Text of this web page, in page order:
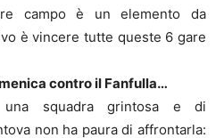
campo è un elemento da
è vincere tutte queste 6 gare
contro il Fanfulla…
una squadra grintosa e di
non ha paura di affrontarla: